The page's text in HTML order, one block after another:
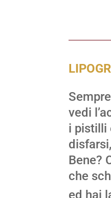
vedi
i pistilli
Bene?
che
ed hai